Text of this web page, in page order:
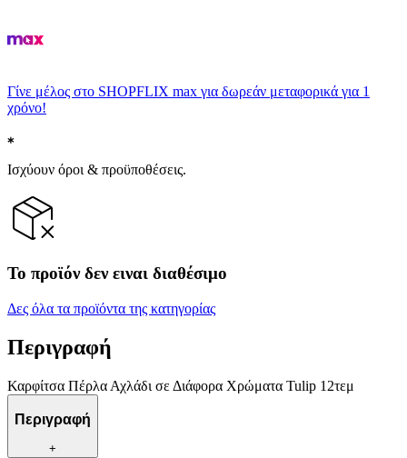
Γίνε μέλος στο SHOPFLIX max για δωρεάν μεταφορικά για 1
χρόνο!
Ισχύουν όροι & προϋποθέσεις.
Το προϊόν δεν ειναι διαθέσιμο
Δες όλα τα προϊόντα της κατηγορίας
Περιγραφή
Καρφίτσα Πέρλα Αχλάδι σε Διάφορα Χρώματα Tulip 12τεμ
Περιγραφή
+